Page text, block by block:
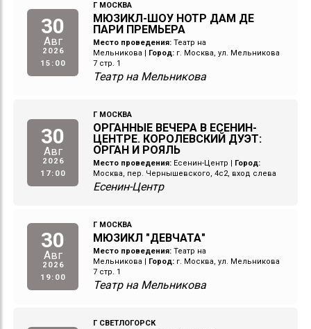
30
Авг
2026
15:00
Г МОСКВА
МЮЗИКЛ-ШОУ НОТР ДАМ ДЕ
ПАРИ ПРЕМЬЕРА
Место проведения: Театр на
Мельникова
Город: г. Москва, ул. Мельникова
7 стр. 1
Театр на Мельникова
30
Авг
2026
17:00
Г МОСКВА
ОРГАННЫЕ ВЕЧЕРА В ЕСЕНИН-
ЦЕНТРЕ. КОРОЛЕВСКИЙ ДУЭТ:
ОРГАН И РОЯЛЬ
Место проведения: Есенин-Центр
Город:
Москва, пер. Чернышевского, 4с2, вход слева
Есенин-Центр
30
Авг
2026
19:00
Г МОСКВА
МЮЗИКЛ "ДЕВЧАТА"
Место проведения: Театр на
Мельникова
Город: г. Москва, ул. Мельникова
7 стр. 1
Театр на Мельникова
Г СВЕТЛОГОРСК